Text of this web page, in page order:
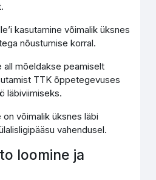
kasutamine võimalik üksnes
nõustumise korral.
all mõeldakse peamiselt
TTK õppetegevuses
läbiviimiseks.
on võimalik üksnes läbi
vahendusel.
loomine ja